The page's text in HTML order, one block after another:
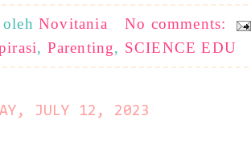
Novitania
No comments:
, Parenting, SCIENCE EDU
JULY 12, 2023